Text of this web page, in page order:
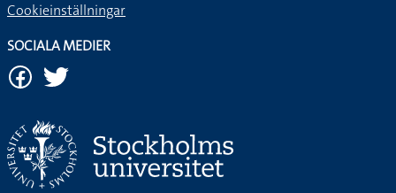
3,9 är ungefär lika med 4.
2,78 är ungefär lika med 2,8.
Cookieinställningar
SOCIALA MEDIER